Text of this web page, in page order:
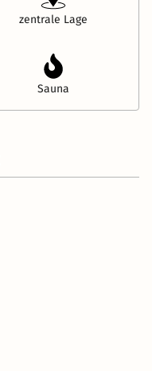
zentrale Lage
Sauna